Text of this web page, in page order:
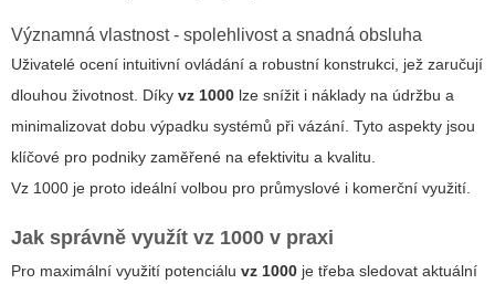
Významná vlastnost - spolehlivost a snadná obsluha
Uživatelé ocení intuitivní ovládání a robustní konstrukci, jež zaručují
dlouhou životnost. Díky vz 1000 lze snížit i náklady na údržbu a
minimalizovat dobu výpadku systémů při vázání. Tyto aspekty jsou
klíčové pro podniky zaměřené na efektivitu a kvalitu.
Vz 1000 je proto ideální volbou pro průmyslové i komerční využití.
Jak správně využít vz 1000 v praxi
Pro maximální využití potenciálu vz 1000 je třeba sledovat aktuální